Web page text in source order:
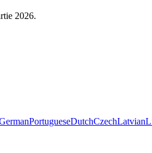
2026.
PortugueseDutchCzechLatvian